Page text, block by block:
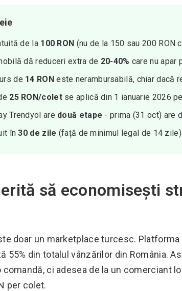
de la 100 RON (nu de la 150 sau 200 RON
dă reduceri extra de 20-40% care nu apar
de 14 RONeste nerambursabilă, chiar dacă
25 RON/coletse aplică din 1 ianuarie 2026
Trendyol are două etape - prima (31 oct) are
în30 de zile (față de minimul legal de 14 zile)
să economisești
doar un marketplace turcesc. Platforma
55% din totalul vânzărilor din România.
comandă, ci adesea de la un comerciant
per colet.